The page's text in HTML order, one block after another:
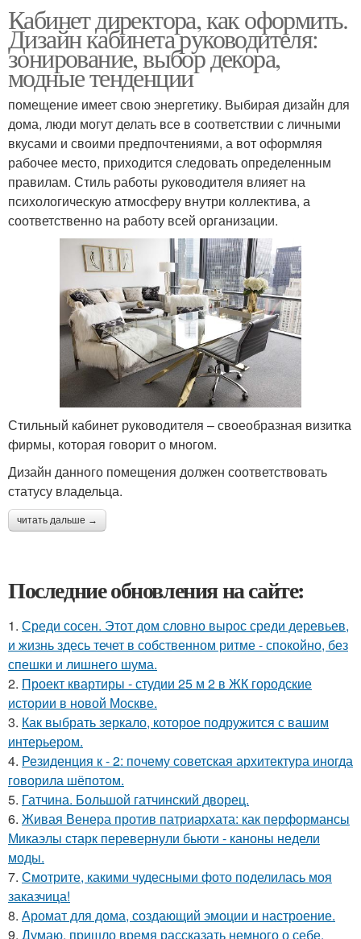
Кабинет директора, как оформить.
Дизайн кабинета руководителя:
зонирование, выбор декора,
модные тенденции
помещение имеет свою энергетику. Выбирая дизайн для
дома, люди могут делать все в соответствии с личными
вкусами и своими предпочтениями, а вот оформляя
рабочее место, приходится следовать определенным
правилам. Стиль работы руководителя влияет на
психологическую атмосферу внутри коллектива, а
соответственно на работу всей организации.
Стильный кабинет руководителя – своеобразная визитка
фирмы, которая говорит о многом.
Дизайн данного помещения должен соответствовать
статусу владельца.
читать дальше →
Последние обновления на сайте:
1. Среди сосен. Этот дом словно вырос среди деревьев,
и жизнь здесь течет в собственном ритме - спокойно, без
спешки и лишнего шума.
2. Проект квартиры - студии 25 м 2 в ЖК городские
истории в новой Москве.
3. Как выбрать зеркало, которое подружится с вашим
интерьером.
4. Резиденция к - 2: почему советская архитектура иногда
говорила шёпотом.
5. Гатчина. Большой гатчинский дворец.
6. Живая Венера против патриархата: как перформансы
Микаэлы старк перевернули бьюти - каноны недели
моды.
7. Смотрите, какими чудесными фото поделилась моя
заказчица!
8. Аромат для дома, создающий эмоции и настроение.
9. Думаю, пришло время рассказать немного о себе.